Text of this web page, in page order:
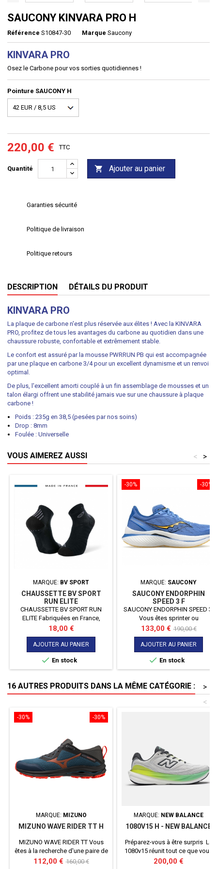
SAUCONY KINVARA PRO H
Référence S10847-30 Marque Saucony
KINVARA PRO
Osez le Carbone pour vos sorties quotidiennes !
Pointure SAUCONY H
220,00 € TTC
Quantité  Ajouter au panier
Garanties sécurité
Politique de livraison
Politique retours
DESCRIPTION DÉTAILS DU PRODUIT
KINVARA PRO
La plaque de carbone n'est plus réservée aux élites ! Avec la KINVARA
PRO, profitez de tous les avantages du carbone au quotidien dans une
chaussure robuste, confortable et extrêmement stable.
Le confort est assuré par la mousse PWRRUN PB qui est accompagnée
par une plaque en carbone 3/4 pour un excellent dynamisme et un renvoi
optimal.
De plus, l'excellent amorti couplé à un fin assemblage de mousses et un
talon élargi offrent une stabilité jamais vue sur une chaussure à plaque
carbone !
Poids : 235g en 38,5 (pesées par nos soins)
Drop : 8mm
Foulée : Universelle
VOUS AIMEREZ AUSSI >
<
MARQUE: BV SPORT
CHAUSSETTE BV SPORT
RUN ELITE
CHAUSSETTE BV SPORT RUN
ELITE Fabriquées en France,
les socquettes running noir-
gris RUN
ELITE sont techniques, confortables, résistantes et renforcées.
Ces chaussettes mi-basses sont
spécifiquement conçues et
adaptées pour la pratique du
Prix
18,00 €
AJOUTER AU PANIER
 En stock
-30%
-30%
MARQUE: SAUCONY
SAUCONY ENDORPHIN
SPEED 3 F
SAUCONY ENDORPHIN SPEED 3
Vous êtes sprinter ou
marathonien ? Alors voici la
ENDORPHIN SPEED 3 qui saura
vous accompagner aussi bien
dans vos entraînements qu'en
compétition !
Prix
133,00 € Prix
de
base
190,00 €
AJOUTER AU PANIER
 En stock
16 AUTRES PRODUITS DANS LA MÊME CATÉGORIE :
>
<
-30%
-30%
MARQUE: MIZUNO
MIZUNO WAVE RIDER TT H
MIZUNO WAVE RIDER TT Vous
êtes à la recherche d'une paire de
chaussure qui puisse vous suivre
Prix
112,00 € Prix
160,00 €
MARQUE: NEW BALANCE
1080V15 H - NEW BALANCE
Préparez-vous à être surpris La
1080v15 réunit tout ce que vous
attendez d’une chaussure de
Prix
200,00 €